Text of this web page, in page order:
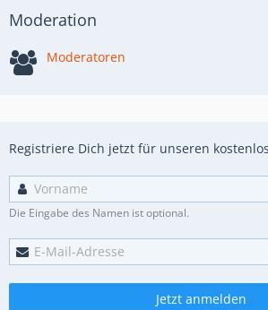
Moderation
Moderatoren
Registriere Dich jetzt für unseren
Die Eingabe des Namen ist optional.
Jetzt anmelden